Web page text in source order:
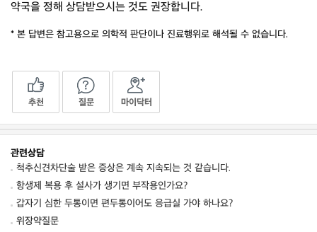
약국을 정해 상담받으시는 것도 권장합니다.
* 본 답변은 참고용으로 의학적 판단이나 진료행위로 해석될 수 없습니다.
추천 질문 마이닥터
관련상담
척추신견차단술 받은 증상은 계속 지속되는 것 같습니다.
항생제 복용 후 설사가 생기면 부작용인가요?
갑자기 심한 두통이면 편두통이어도 응급실 가야 하나요?
위장약질문